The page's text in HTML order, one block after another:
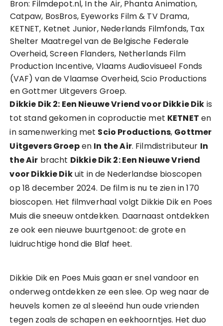
Bron: Filmdepot.nl, In the Air, Phanta Animation,
Catpaw, BosBros, Eyeworks Film & TV Drama,
KETNET, Ketnet Junior, Nederlands Filmfonds, Tax
Shelter Maatregel van de Belgische Federale
Overheid, Screen Flanders, Netherlands Film
Production Incentive, Vlaams Audiovisueel Fonds
(VAF) van de Vlaamse Overheid, Scio Productions
en Gottmer Uitgevers Groep.
Dikkie Dik 2: Een Nieuwe Vriend voor Dikkie Dik is
tot stand gekomen in coproductie met KETNET en
in samenwerking met Scio Productions, Gottmer
Uitgevers Groepen In the Air. Filmdistributeur In
the Air bracht Dikkie Dik 2: Een Nieuwe Vriend
voor Dikkie Dikuit in de Nederlandse bioscopen
op 18 december 2024. De film is nu te zien in 170
bioscopen. Het filmverhaal volgt Dikkie Dik en Poes
Muis die sneeuw ontdekken. Daarnaast ontdekken
ze ook een nieuwe buurtgenoot: de grote en
luidruchtige hond die Blaf heet.
Dikkie Dik en Poes Muis gaan er snel vandoor en
onderweg ontdekken ze een slee. Op weg naar de
heuvels komen ze al sleeënd hun oude vrienden
tegen zoals de schapen en eekhoorntjes. Het duo